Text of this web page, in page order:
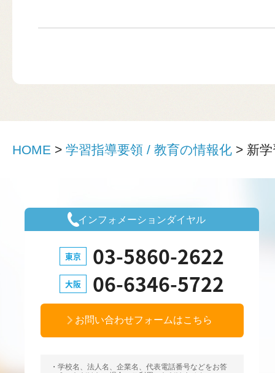
HOME > 学習指導要領 / 教育の情報化 > 新
インフォメーションダイヤル
東京 03-5860-2622
大阪 06-6346-5722
お問い合わせフォームはこちら
学校名、法人名、企業名、代表電話番号などをお答